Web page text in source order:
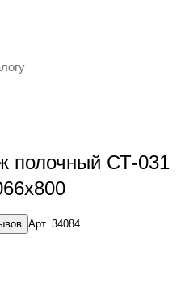
полочный СТ-031
Арт.34084